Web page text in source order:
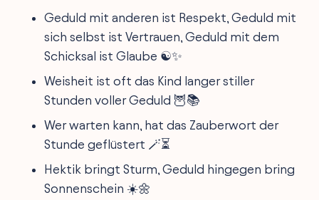
Geduld mit anderen ist Respekt, Geduld mit
sich selbst ist Vertrauen, Geduld mit dem
Schicksal ist Glaube ☯️✨
Weisheit ist oft das Kind langer stiller
Stunden voller Geduld 🦉📚
Wer warten kann, hat das Zauberwort der
Stunde geflüstert 🪄⏳
Hektik bringt Sturm, Geduld hingegen bring
Sonnenschein ☀️🌼